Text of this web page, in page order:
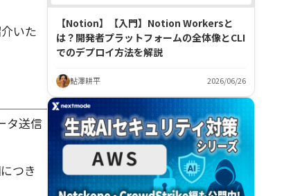
いた
タ送信
つき
【Notion】【入門】Notion Workersと
は？開発者プラットフォームの全体像とCLI
でのデプロイ方法を解説
鮎澤耕平 2026/06/26